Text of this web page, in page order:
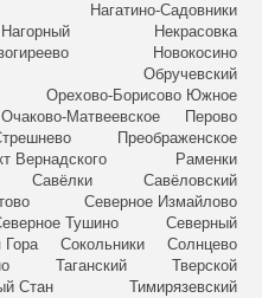
Нагатино-Садовники
Нагорный
Некрасовка
Новокосино
Обручевский
Орехово-Борисово Южное
Очаково-Матвеевское
Перово
Преображенское
Вернадского
Раменки
Савёлки
Савёловский
Северное Измайлово
Тушино
Северный
Гора Сокольники
Солнцево
Таганский
Тверской
Стан
Тимирязевский